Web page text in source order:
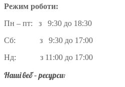
Режим роботи:
Пн – пт: з 9:30 до 18:30
Сб: з 9:30 до 17:00
Нд: з 11:00 до 17:00
Наші веб – ресурси: